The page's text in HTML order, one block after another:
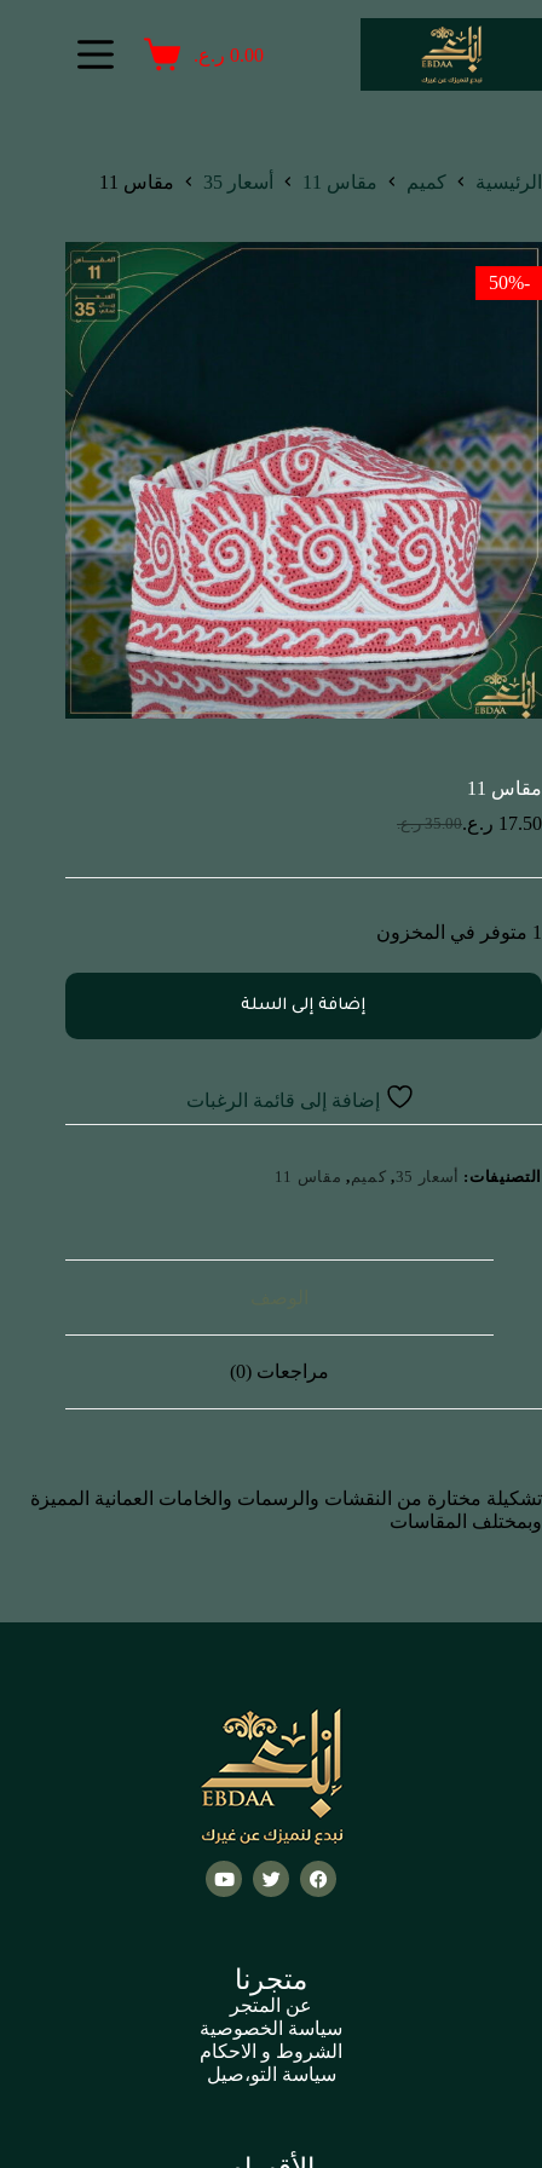
0.00 ر.ع.
الرئيسية كميم مقاس 11 أسعار 35 مقاس 11
-50%
مقاس 11
35.00 ر.ع. 17.50 ر.ع.
1 متوفر في المخزون
إضافة إلى السلة
إضافة إلى قائمة الرغبات
التصنيفات: أسعار 35 , كميم, مقاس 11
مراجعات (0)
تشكيلة مختارة من النقشات والرسمات والخامات العمانية المميزة
وبمختلف المقاسات
متجرنا
عن المتجر
سياسة الخصوصية
الشروط و الاحكام
سياسة التو،صيل